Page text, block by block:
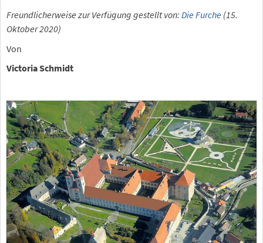
Freundlicherweise zur Verfügung gestellt von: Die Furche (15.
Oktober 2020)
Von
Victoria Schmidt